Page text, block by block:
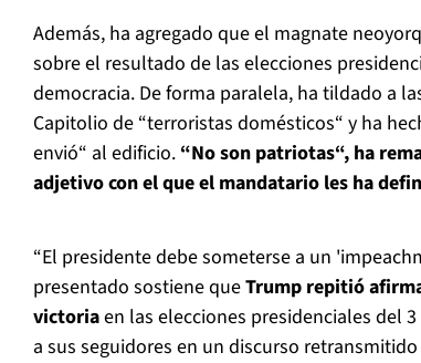
Además, ha agregado que el magnate
sobre el resultado de las elecciones
democracia. De forma paralela, ha tildado a
Capitolio de “terroristas domésticos“ y ha
envió“ al edificio. “No son patriotas“, ha
adjetivo con el que el mandatario les ha
“El presidente debe someterse a un
presentado sostiene queTrump repitió
victoriaen las elecciones presidenciales del
a sus seguidores en un discurso